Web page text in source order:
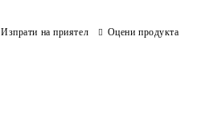
Изпрати на приятел Оцени продукта